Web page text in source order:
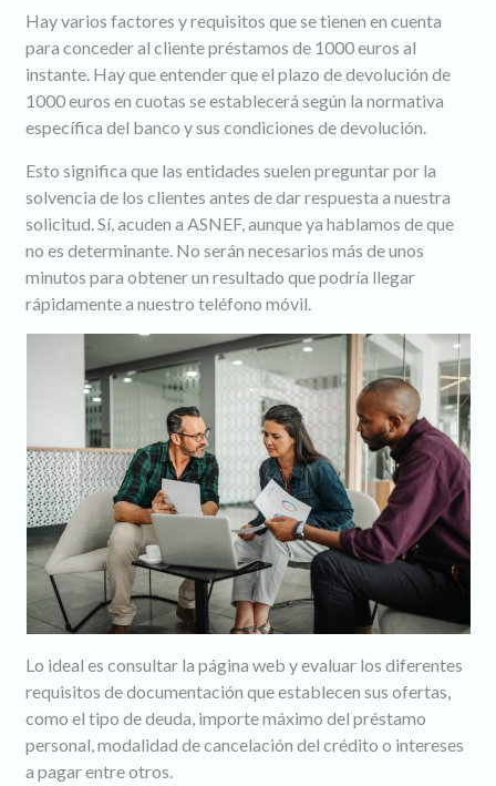
Hay varios factores y requisitos que se tienen en cuenta
para conceder al cliente préstamos de 1000 euros al
instante. Hay que entender que el plazo de devolución de
1000 euros en cuotas se establecerá según la normativa
específica del banco y sus condiciones de devolución.
Esto significa que las entidades suelen preguntar por la
solvencia de los clientes antes de dar respuesta a nuestra
solicitud. Sí, acuden a ASNEF, aunque ya hablamos de que
no es determinante. No serán necesarios más de unos
minutos para obtener un resultado que podría llegar
rápidamente a nuestro teléfono móvil.
Lo ideal es consultar la página web y evaluar los diferentes
requisitos de documentación que establecen sus ofertas,
como el tipo de deuda, importe máximo del préstamo
personal, modalidad de cancelación del crédito o intereses
a pagar entre otros.